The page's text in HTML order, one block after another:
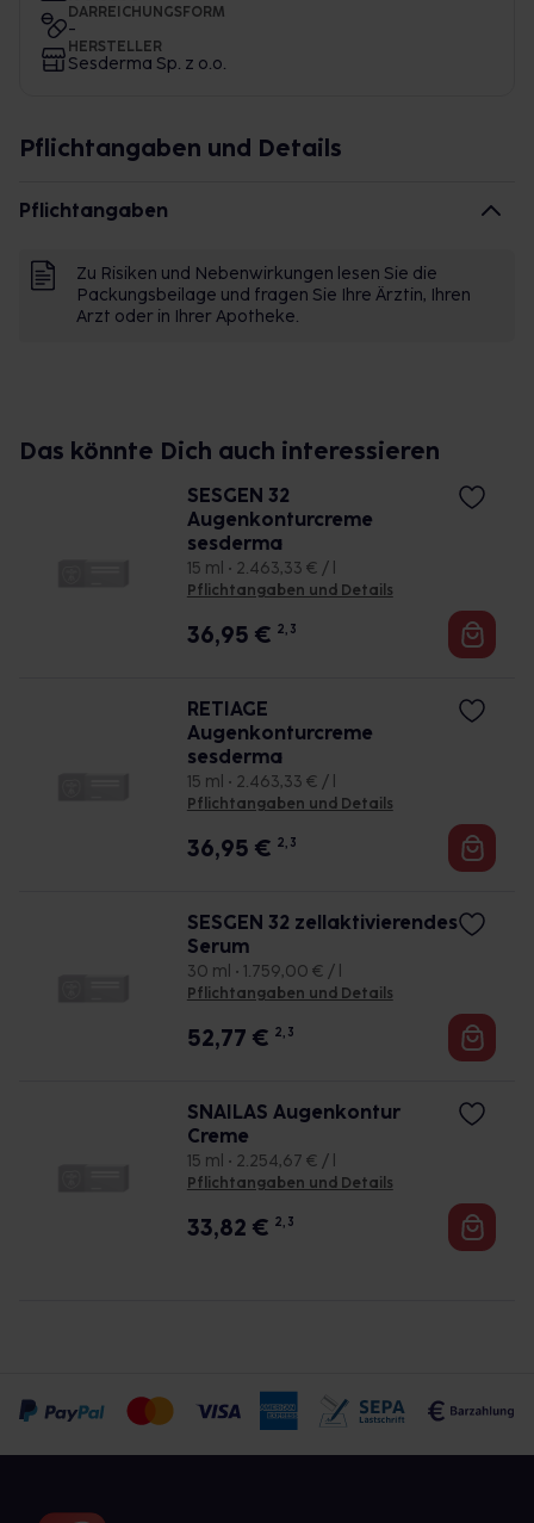
DARREICHUNGSFORM
-
HERSTELLER
Sesderma Sp. z o.o.
Pflichtangaben und Details
Pflichtangaben
Zu Risiken und Nebenwirkungen lesen Sie die
Packungsbeilage und fragen Sie Ihre Ärztin, Ihren
Arzt oder in Ihrer Apotheke.
Das könnte Dich auch interessieren
SESGEN 32
Augenkonturcreme
sesderma
15 ml • 2.463,33 € / l
Pflichtangaben und Details
36,95 € 2, 3
RETIAGE
Augenkonturcreme
sesderma
15 ml • 2.463,33 € / l
Pflichtangaben und Details
36,95 € 2, 3
SESGEN 32 zellaktivierendes
Serum
30 ml • 1.759,00 € / l
Pflichtangaben und Details
52,77 € 2, 3
SNAILAS Augenkontur
Creme
15 ml • 2.254,67 € / l
Pflichtangaben und Details
33,82 € 2, 3